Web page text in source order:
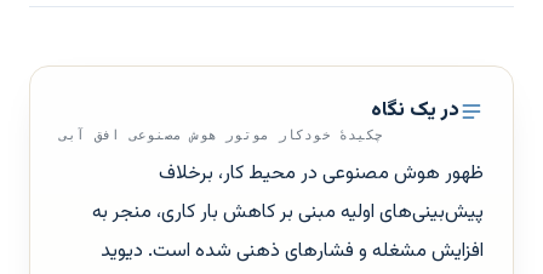
در یک نگاه
چکیدهٔ خودکار موتور هوش مصنوعی افق آبی
ظهور هوش مصنوعی در محیط کار، برخلاف
پیش‌بینی‌های اولیه مبنی بر کاهش بار کاری، منجر به
افزایش مشغله و فشارهای ذهنی شده است. دیوید